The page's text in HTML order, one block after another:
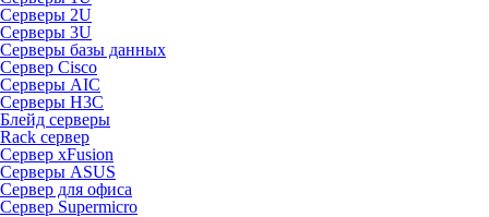
Серверы 2U
Серверы 3U
Серверы базы данных
Сервер Cisco
Серверы AIC
Серверы H3C
Блейд серверы
Rack сервер
Сервер xFusion
Серверы ASUS
Сервер для офиса
Сервер Supermicro